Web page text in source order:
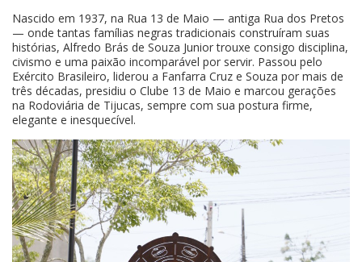
Nascido em 1937, na Rua 13 de Maio — antiga Rua dos Pretos
— onde tantas famílias negras tradicionais construíram suas
histórias, Alfredo Brás de Souza Junior trouxe consigo disciplina,
civismo e uma paixão incomparável por servir. Passou pelo
Exército Brasileiro, liderou a Fanfarra Cruz e Souza por mais de
três décadas, presidiu o Clube 13 de Maio e marcou gerações
na Rodoviária de Tijucas, sempre com sua postura firme,
elegante e inesquecível.